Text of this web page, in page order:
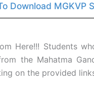
Download MGKVP
Here!!! Students
the Mahatma
on the provided